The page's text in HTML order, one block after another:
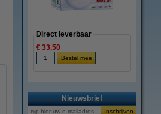
Direct leverbaar
€ 33,50
Nieuwsbrief